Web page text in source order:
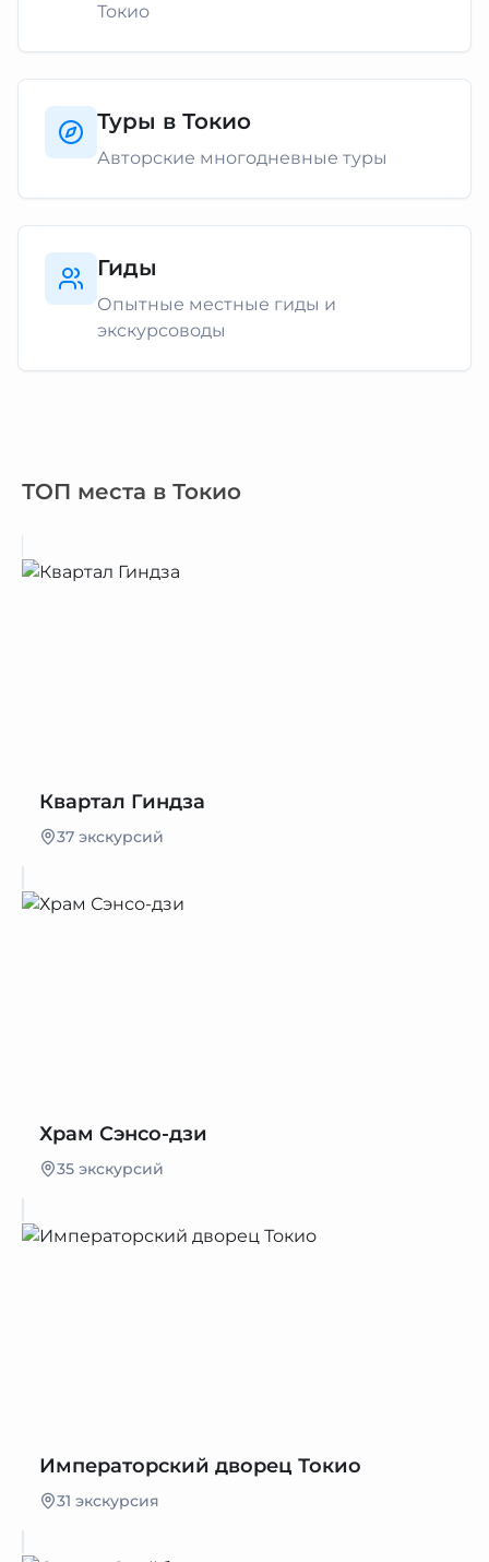
Токио
Туры в Токио
Авторские многодневные туры
Гиды
Опытные местные гиды и
экскурсоводы
ТОП места в Токио
Квартал Гиндза
37 экскурсий
Храм Сэнсо-дзи
35 экскурсий
Императорский дворец Токио
31 экскурсия